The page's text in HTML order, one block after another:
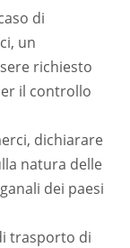
di
un
richiesto
il controllo
dichiarare
natura delle
dei paesi
trasporto di